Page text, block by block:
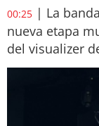
00:25 | La
nueva etapa
del visualizer